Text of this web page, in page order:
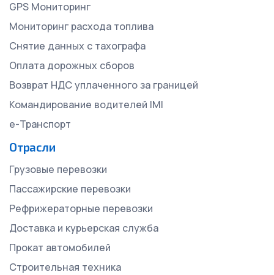
GPS Мониторинг
Мониторинг расхода топлива
Снятие данных с тахографа
Оплата дорожных сборов
Возврат НДС уплаченного за границей
Командирование водителей IMI
е-Транспорт
Отрасли
Грузовые перевозки
Пассажирские перевозки
Рефрижераторные перевозки
Доставка и курьерская служба
Прокат автомобилей
Строительная техника